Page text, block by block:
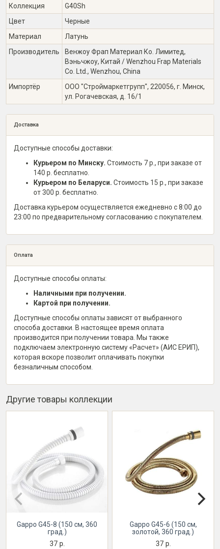
Коллекция
G40Sh
Цвет
Черные
Материал
Латунь
Производитель
Венжоу Фрап Материал Ко. Лимитед,
Вэньчжоу, Китай / Wenzhou Frap Materials
Co. Ltd., Wenzhou, China
Импортёр
ООО "Строймаркетгрупп", 220056, г. Минск,
ул. Рогачевская, д. 16/1
Доставка
Доступные способы доставки:
Курьером по Минску. Стоимость 7 р., при заказе от
140 р. бесплатно.
Курьером по Беларуси. Стоимость 15 р., при заказе
от 300 р. бесплатно.
Доставка курьером осуществляется ежедневно с 8:00 до
23:00 по предварительному согласованию с покупателем.
Оплата
Доступные способы оплаты:
Наличными при получении.
Картой при получении.
Доступные способы оплаты зависят от выбранного
способа доставки. В настоящее время оплата
производится при получении товара. Мы также
подключаем электронную систему «Расчет» (АИС ЕРИП),
которая вскоре позволит оплачивать покупки
безналичным способом.
Другие товары коллекции
Gappo G45-8 (150 см, 360
град.)
37 р.
Gappo G45-6 (150 см,
золотой, 360 град.)
37 р.